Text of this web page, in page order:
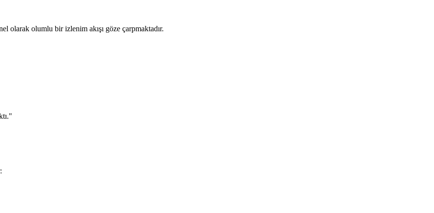
olarak olumlu bir izlenim akışı göze çarpmaktadır.